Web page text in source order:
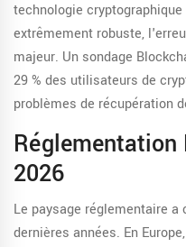
technologie
extrêmement robuste,
majeur. Un sondage
29 % des utilisateurs de
problèmes de récupération
Réglementation
2026
Le paysage réglementaire
dernières années. En